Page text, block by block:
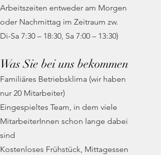
Arbeitszeiten entweder am Morgen
oder Nachmittag im Zeitraum zw.
Di-Sa 7:30 – 18:30, Sa 7:00 – 13:30)
Was Sie bei uns bekommen
Familiäres Betriebsklima (wir haben
nur 20 Mitarbeiter)
Eingespieltes Team, in dem viele
MitarbeiterInnen schon lange dabei
sind
Kostenloses Frühstück, Mittagessen